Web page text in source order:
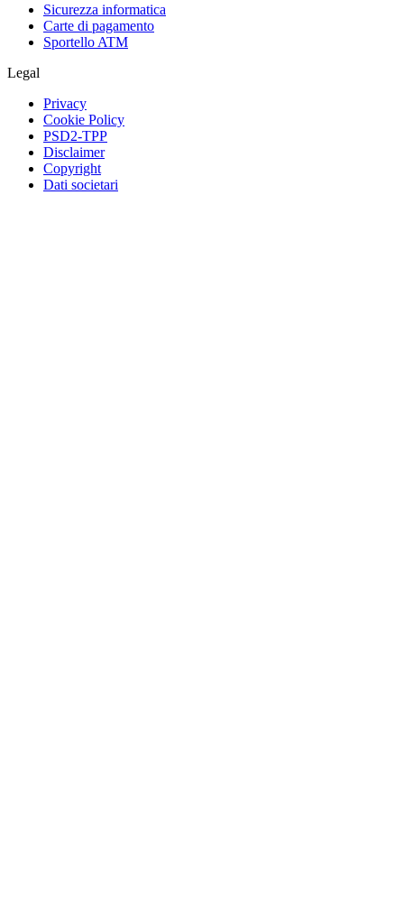
Sicurezza informatica
Carte di pagamento
Sportello ATM
Legal
Privacy
Cookie Policy
PSD2-TPP
Disclaimer
Copyright
Dati societari